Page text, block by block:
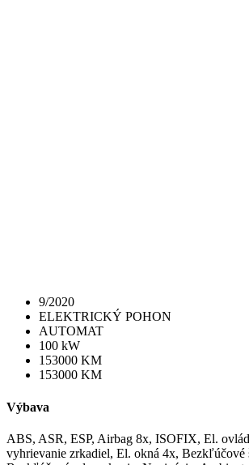
9/2020
ELEKTRICKÝ POHON
AUTOMAT
100 kW
153000 KM
153000 KM
Výbava
ABS, ASR, ESP, Airbag 8x, ISOFIX, El.
vyhrievanie zrkadiel, El. okná 4x, Bezkľúčové